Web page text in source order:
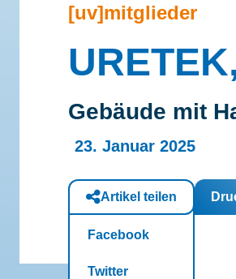
[uv]mitglieder
Gebäude mit
23. Januar 2025
Artikel teilen
Facebook
Twitter